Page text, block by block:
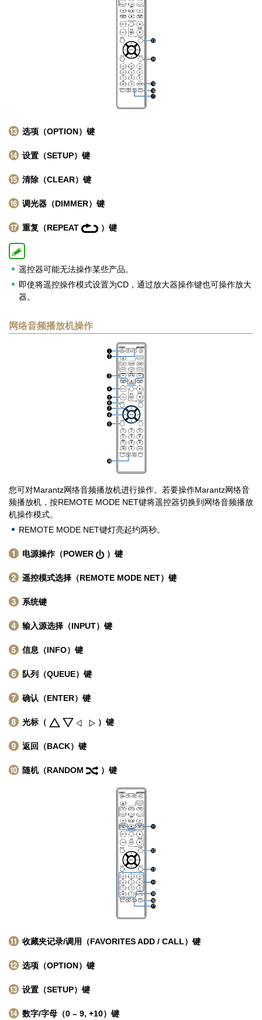
选项（OPTION）键
设置（SETUP）键
清除（CLEAR）键
调光器（DIMMER）键
重复（REPEAT ）键
遥控器可能无法操作某些产品。
即使将遥控操作模式设置为CD，通过放大器操作键也可操作放大
器。
网络音频播放机操作
您可对Marantz网络音频播放机进行操作。若要操作Marantz网络音
频播放机，按REMOTE MODE NET键将遥控器切换到网络音频播放
机操作模式。
REMOTE MODE NET键灯亮起约两秒。
电源操作（POWER ）键
遥控模式选择（REMOTE MODE NET）键
系统键
输入源选择（INPUT）键
信息（INFO）键
队列（QUEUE）键
确认（ENTER）键
光标（ ）键
返回（BACK）键
随机（RANDOM ）键
收藏夹记录/调用（FAVORITES ADD / CALL）键
选项（OPTION）键
设置（SETUP）键
数字/字母（0 – 9, +10）键